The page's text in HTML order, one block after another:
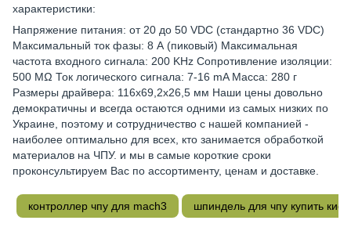
характеристики:
Напряжение питания: от 20 до 50 VDC (стандартно 36 VDC)
Максимальный ток фазы: 8 А (пиковый) Максимальная
частота входного сигнала: 200 KHz Сопротивление изоляции:
500 МΩ Ток логического сигнала: 7-16 mA Масса: 280 г
Размеры драйвера: 116х69,2х26,5 мм Наши цены довольно
демократичны и всегда остаются одними из самых низких по
Украине, поэтому и сотрудничество с нашей компанией -
наиболее оптимально для всех, кто занимается обработкой
материалов на ЧПУ. и мы в самые короткие сроки
проконсультируем Вас по ассортименту, ценам и доставке.
контроллер чпу для mach3 шпиндель для чпу купить киев